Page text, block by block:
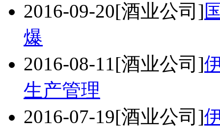
2016-09-20[酒业公司]
爆
2016-08-11[酒业公司]
生产管理
2016-07-19[酒业公司]